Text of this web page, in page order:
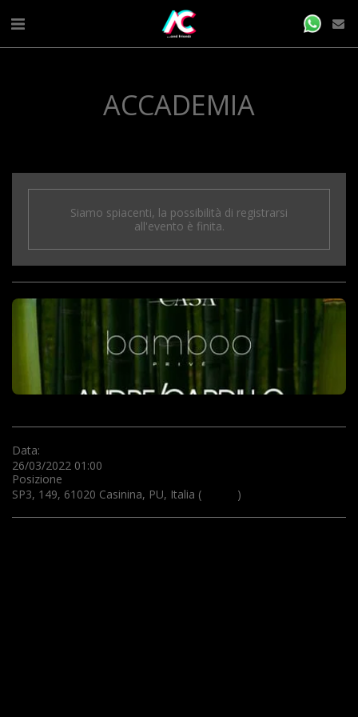
ACCADEMIA
Siamo spiacenti, la possibilità di registrarsi
all'evento è finita.
Data:
26/03/2022 01:00
Posizione
SP3, 149, 61020 Casinina, PU, Italia (
)